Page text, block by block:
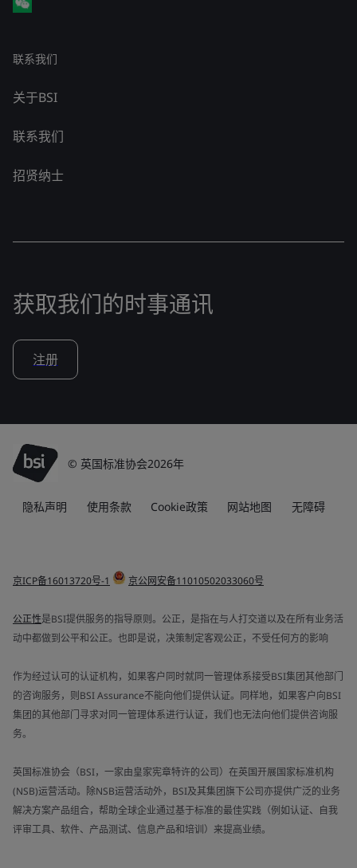
联系我们
关于BSI
联系我们
招贤纳士
获取我们的时事通讯
注册
© 英国标准协会2026年
隐私声明 使用条款 Cookie政策 网站地图 无障碍
京ICP备16013720号-1 京公网安备11010502033060号
公正性是BSI提供服务的指导原则。公正，是指在与人打交道以及在所有业务活
动中都做到公平和公正。也即是说，决策制定客观公正，不受任何方的影响
作为经过认可的认证机构，如果客户同时就同一管理体系接受BSI集团其他部门
的咨询服务，则BSI Assurance不能向他们提供认证。同样地，如果客户向BSI
集团的其他部门寻求对同一管理体系进行认证，我们也无法向他们提供咨询服
务。
英国标准协会（BSI，一家由皇家宪章特许的公司）在英国开展国家标准机构
(NSB)运营活动。除NSB运营活动外，BSI及其集团旗下公司亦提供广泛的业务
解决方案产品组合，帮助全球企业通过基于标准的最佳实践（例如认证、自我
评审工具、软件、产品测试、信息产品和培训）来提高业绩。